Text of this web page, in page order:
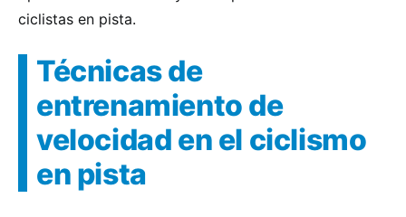
ciclistas en pista.
Técnicas de
entrenamiento de
velocidad en el ciclismo
en pista